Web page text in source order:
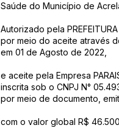
Saúde do Município de
Autorizado pela PREFEITURA
por meio do aceite através
em 01 de Agosto de 2022,
e aceite pela Empresa
inscrita sob o CNPJ N°
por meio de documento,
com o valor global R$